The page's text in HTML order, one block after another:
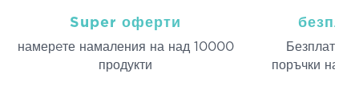
Super оферти
намерeте намаления на над 10000
продукти
Безплатна
поръчки над